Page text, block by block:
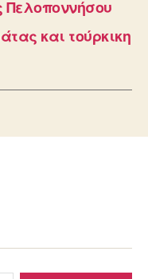
Πελοποννήσου
και τούρκικη